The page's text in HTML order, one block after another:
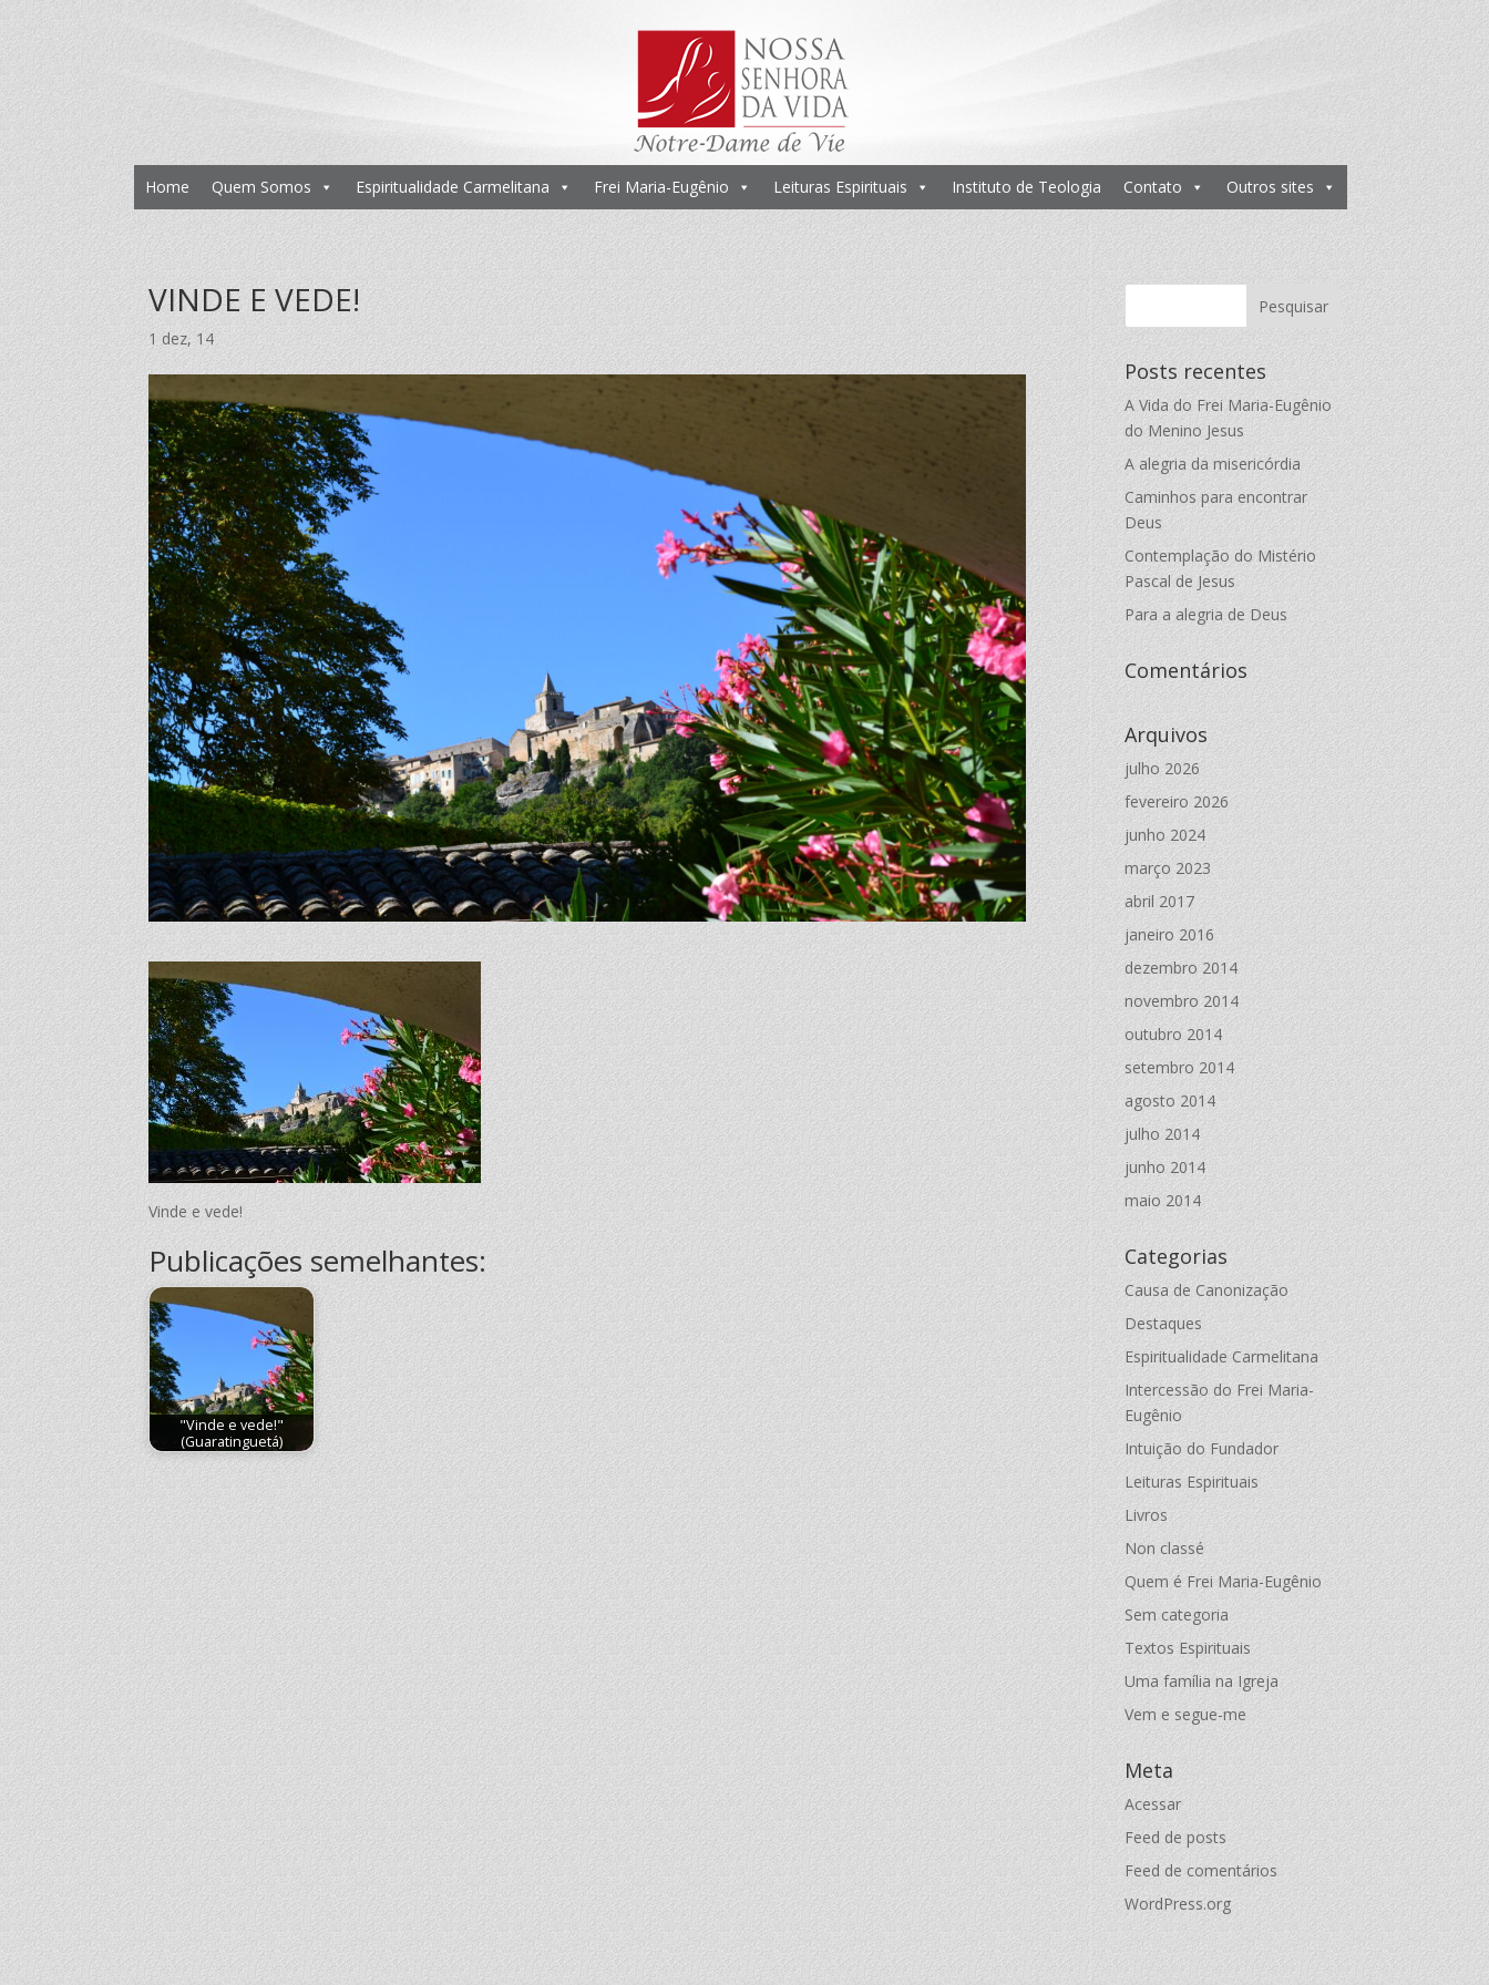
Home Quem Somos Espiritualidade Carmelitana Frei Maria-Eugênio Leituras Espirituais Instituto de Teologia Contato Outros sites
VINDE E VEDE!
1 dez, 14
Vinde e vede!
Publicações semelhantes:
"Vinde e vede!"
(Guaratinguetá)
Posts recentes
A Vida do Frei Maria-Eugênio
do Menino Jesus
A alegria da misericórdia
Caminhos para encontrar
Deus
Contemplação do Mistério
Pascal de Jesus
Para a alegria de Deus
Comentários
Arquivos
julho 2026
fevereiro 2026
junho 2024
março 2023
abril 2017
janeiro 2016
dezembro 2014
novembro 2014
outubro 2014
setembro 2014
agosto 2014
julho 2014
junho 2014
maio 2014
Categorias
Causa de Canonização
Destaques
Espiritualidade Carmelitana
Intercessão do Frei Maria-
Eugênio
Intuição do Fundador
Leituras Espirituais
Livros
Non classé
Quem é Frei Maria-Eugênio
Sem categoria
Textos Espirituais
Uma família na Igreja
Vem e segue-me
Meta
Acessar
Feed de posts
Feed de comentários
WordPress.org